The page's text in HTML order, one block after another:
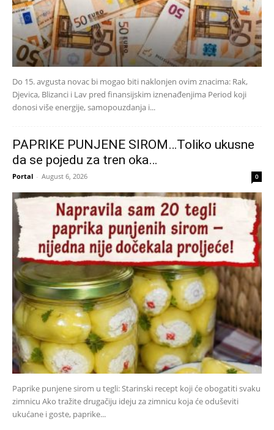
Do 15. avgusta novac bi mogao biti naklonjen ovim znacima: Rak,
Djevica, Blizanci i Lav pred finansijskim iznenađenjima Period koji
donosi više energije, samopouzdanja i...
PAPRIKE PUNJENE SIROM…Toliko ukusne
da se pojedu za tren oka…
Portal - August 6, 2026 0
Paprike punjene sirom u tegli: Starinski recept koji će obogatiti svaku
zimnicu Ako tražite drugačiju ideju za zimnicu koja će oduševiti
ukućane i goste, paprike...